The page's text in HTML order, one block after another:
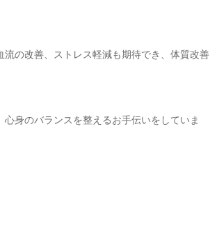
の改善、ストレス軽減も期待でき、体質改善
身のバランスを整えるお手伝いをしていま